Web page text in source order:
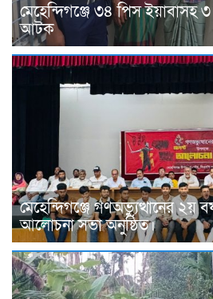
মেহেন্দিগঞ্জে ৩৪ পিস ইয়াবাসহ
আটক
মেহেন্দিগঞ্জে গণঅভ্যুত্থানের ২য়
আলোচনা সভা অনুষ্ঠিত।